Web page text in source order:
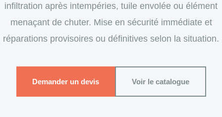
infiltration après intempéries, tuile envolée ou élément
menaçant de chuter. Mise en sécurité immédiate et
réparations provisoires ou définitives selon la situation.
Demander un devis Voir le catalogue